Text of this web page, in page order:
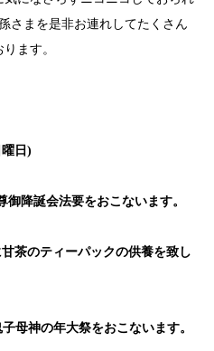
さまを是非お連れしてたくさん
ます。
曜日)
降誕会法要をおこないます。
茶のティーパックの供養を致し
母神の年大祭をおこないます。